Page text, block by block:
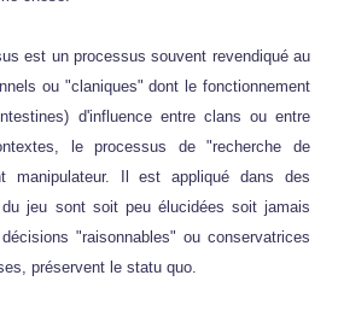
est un processus souvent revendiqué au
ou "claniques" dont le fonctionnement
d'influence entre clans ou entre
le processus de "recherche de
manipulateur. Il est appliqué dans des
jeu sont soit peu élucidées soit jamais
"raisonnables" ou conservatrices
préservent le statu quo.